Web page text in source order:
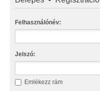
Felhasználónév:
Jelszó:
Emlékezz rám